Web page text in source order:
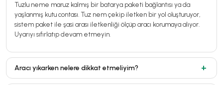
Tuzlu neme maruz kalmış bir batarya paketi bağlantısı ya da
yaşlanmış kutu contası. Tuz nem çekip iletken bir yol oluşturuyor,
sistem paket ile şasi arası iletkenliği ölçüp aracı korumaya alıyor.
Uyarıyı sıfırlatıp devam etmeyin.
Aracı yıkarken nelere dikkat etmeliyim?